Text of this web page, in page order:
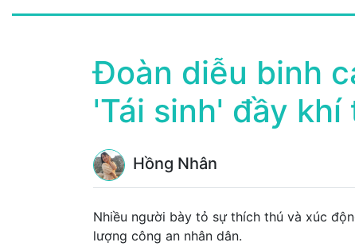
Đoàn diễu binh
'Tái sinh' đầy
Hồng Nhân
Nhiều người bày tỏ sự thích thú và xúc
lượng công an nhân dân.